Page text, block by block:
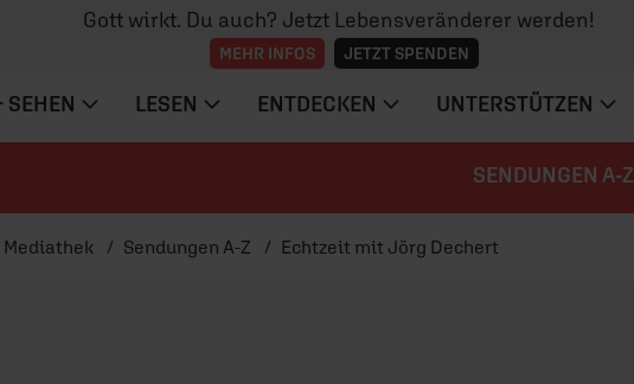
Gott wirkt. Du auch? Jetzt Lebensveränderer werden!
MEHR INFOS JETZT SPENDEN
SEHEN LESEN ENTDECKEN UNTERSTÜTZEN
SENDUNGEN A-Z
Mediathek Sendungen A-Z Echtzeit mit Jörg Dechert